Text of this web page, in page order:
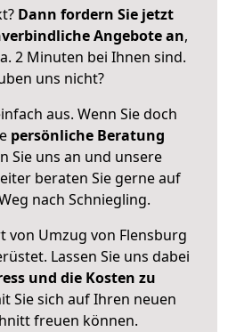
Dann fordern Sie jetzt
Angebote an,
2 Minuten bei Ihnen sind.
uns nicht?
aus. Wenn Sie doch
persönliche Beratung
Sie uns an und unsere
beraten Sie gerne auf
nach Schniegling.
von Umzug von Flensburg
Lassen Sie uns dabei
und die Kosten zu
Sie sich auf Ihren neuen
freuen können.